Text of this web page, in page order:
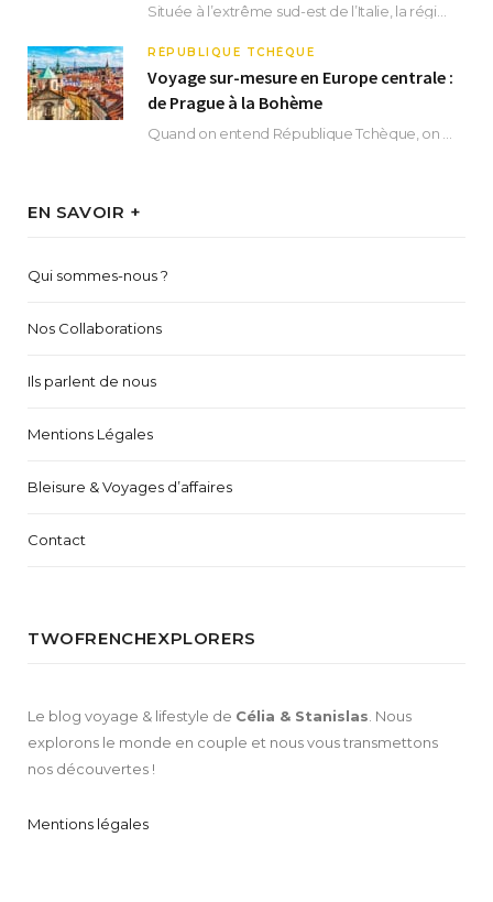
RÉPUBLIQUE TCHÈQUE
Voyage sur-mesure en Europe centrale :
de Prague à la Bohème
EN SAVOIR +
Qui sommes-nous ?
Nos Collaborations
Ils parlent de nous
Mentions Légales
Bleisure & Voyages d’affaires
Contact
TWOFRENCHEXPLORERS
Le blog voyage & lifestyle de Célia & Stanislas . Nous
explorons le monde en couple et nous vous transmettons
nos découvertes !
Mentions légales